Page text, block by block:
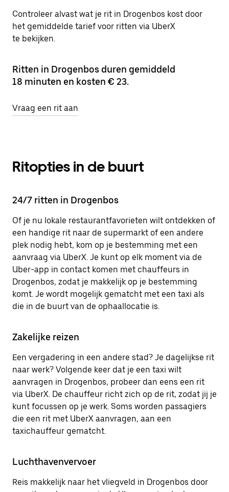
Controleer alvast wat je rit in Drogenbos kost door
het gemiddelde tarief voor ritten via UberX
te bekijken.
Ritten in Drogenbos duren gemiddeld
18 minuten en kosten € 23.
Vraag een rit aan
Ritopties in de buurt
24/7 ritten in Drogenbos
Of je nu lokale restaurantfavorieten wilt ontdekken of
een handige rit naar de supermarkt of een andere
plek nodig hebt, kom op je bestemming met een
aanvraag via UberX. Je kunt op elk moment via de
Uber-app in contact komen met chauffeurs in
Drogenbos, zodat je makkelijk op je bestemming
komt. Je wordt mogelijk gematcht met een taxi als
die in de buurt van de ophaallocatie is.
Zakelijke reizen
Een vergadering in een andere stad? Je dagelijkse rit
naar werk? Volgende keer dat je een taxi wilt
aanvragen in Drogenbos, probeer dan eens een rit
via UberX. De chauffeur richt zich op de rit, zodat jij je
kunt focussen op je werk. Soms worden passagiers
die een rit met UberX aanvragen, aan een
taxichauffeur gematcht.
Luchthavenvervoer
Reis makkelijk naar het vliegveld in Drogenbos door